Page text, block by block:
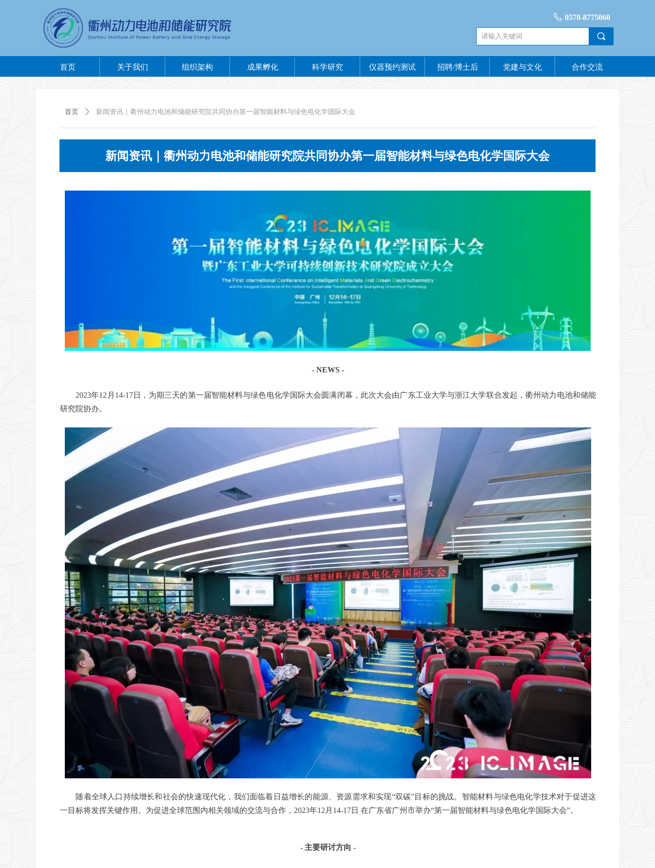
끠
首页 关于我们 组织架构 成果孵化 科学研究 仪器预约测试 招聘/博士后 党建与文化 合作交流
ꂅ 0570-8775060
新闻资讯｜衢州动力电池和储能研究院共同协办第一届智能材料与绿色电化学国际大会
- NEWS -
2023年12月14-17日，为期三天的第一届智能材料与绿色电化学国际大会圆满闭幕，此次大会由广东工业大学与浙江大学联合发起，衢州动力电池和储能
研究院协办。
随着全球人口持续增长和社会的快速现代化，我们面临着日益增长的能源、资源需求和实现“双碳”目标的挑战。智能材料与绿色电化学技术对于促进这
一目标将发挥关键作用。为促进全球范围内相关领域的交流与合作，2023年12月14-17日 在广东省广州市举办“第一届智能材料与绿色电化学国际大会”。
- 主要研讨方向 -
首页 ꄲ 新闻资讯｜衢州动力电池和储能研究院共同协办第一届智能材料与绿色电化学国际大会